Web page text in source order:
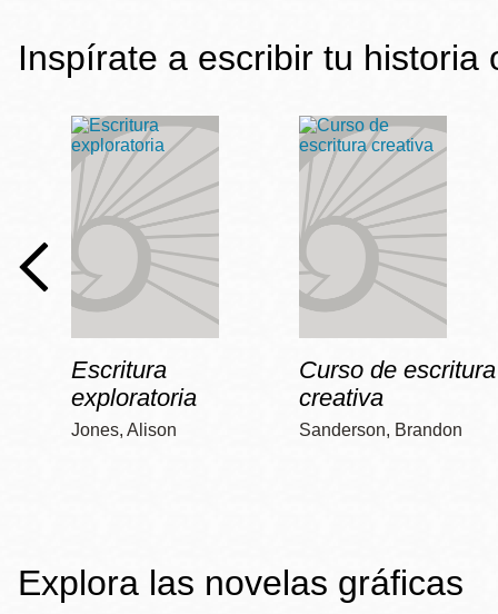
Inspírate a escribir tu historia
Escritura
exploratoria
Jones, Alison
Curso de escritura
creativa
Sanderson, Brandon
Explora las novelas gráficas